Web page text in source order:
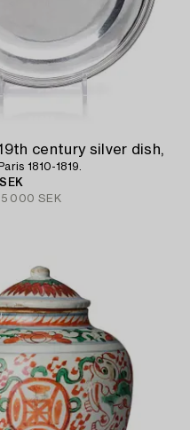
century silver dish,
1810-1819.
000 SEK